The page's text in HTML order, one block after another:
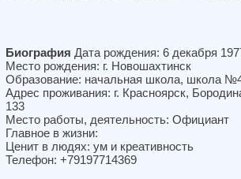
Биография Дата рождения: 6 декабря
Место рождения: г. Новошахтинск
Образование: начальная школа, школа
Адрес проживания: г. Красноярск,
133
Место работы, деятельность: Официант
Главное в жизни:
Ценит в людях: ум и креативность
Телефон: +79197714369